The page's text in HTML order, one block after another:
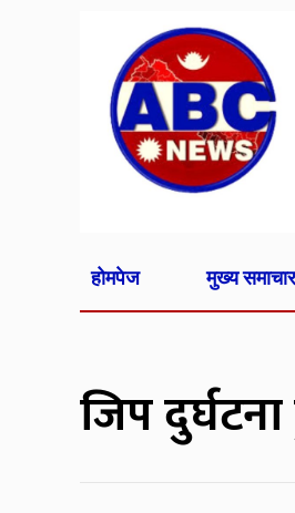
होमपेज मुख्य समाचार
जिप